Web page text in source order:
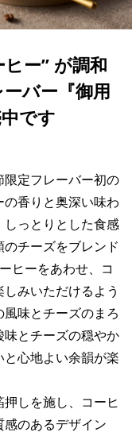
ヒー” が調和
バー『御用
です
限定フレーバー初の
の香りと奥深い味わ
っとりとした食感
チーズをブレンド
ヒーをあわせ、コ
みいただけるよう
味とチーズのまろ
とチーズの穏やか
心地よい余韻が楽
しを施し、コーヒ
のあるデザイン